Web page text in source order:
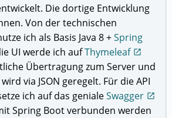
Die dortige Entwicklung
Von der technischen
ich als Basis Java 8 +Spring
UI werde ich aufThymeleaf open_in_new
Übertragung zum Server und
via JSON geregelt. Für die API
ich auf das genialeSwagger open_in_new
Spring Boot verbunden werden